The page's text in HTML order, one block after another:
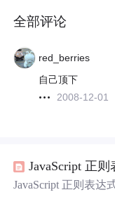
全部评论
red_berries
自己顶下
2008-12-01
JavaScript 正
JavaScript 正则表达